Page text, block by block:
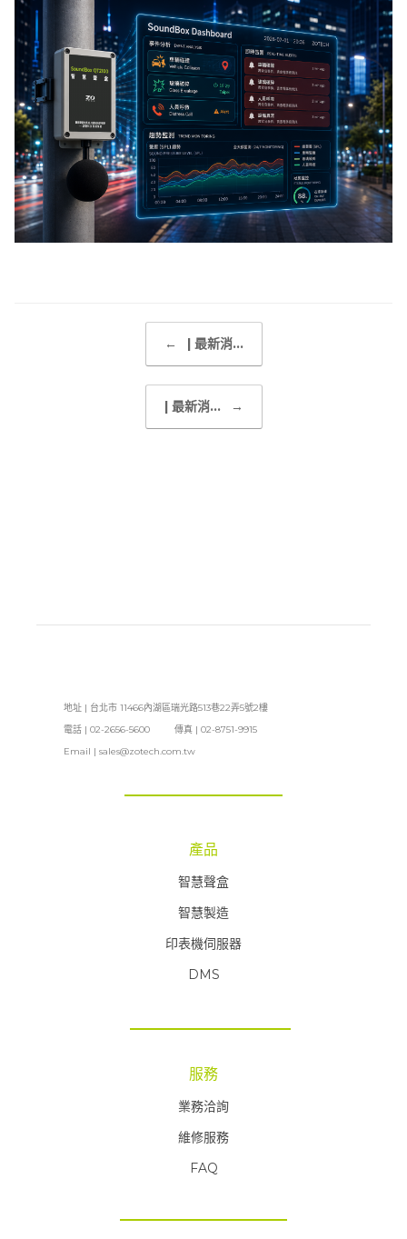
← | 最新消...
| 最新消... →
地址 | 台北市 11466內湖區瑞光路513巷22弄5號2樓
電話 | 02-2656-5600 傳真 | 02-8751-9915
Email | sales@zotech.com.tw
產品
智慧聲盒
智慧製造
印表機伺服器
DMS
服務
業務洽詢
維修服務
FAQ